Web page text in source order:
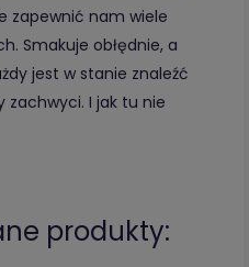
zapewnić nam wiele
Smakuje obłędnie, a
jest w stanie znaleźć
zachwyci. I jak tu nie
produkty: